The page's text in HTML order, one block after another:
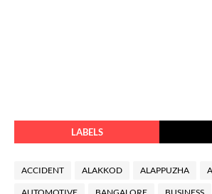
LABELS
ACCIDENT ALAKKOD ALAPPUZHA